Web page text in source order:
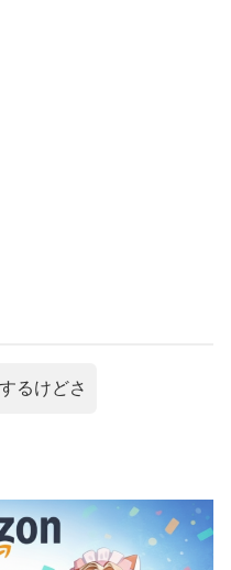
るけどさ